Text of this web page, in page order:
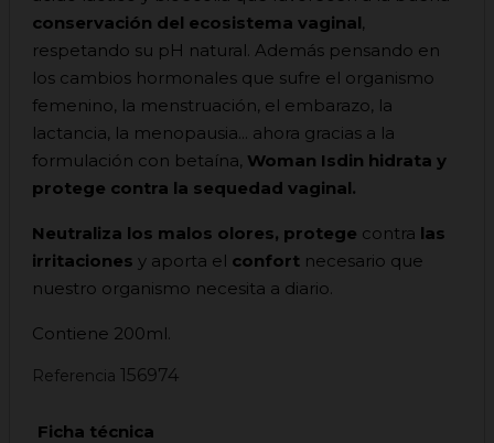
conservación del ecosistema vaginal,
respetando su pH natural. Además pensando en
los cambios hormonales que sufre el organismo
femenino, la menstruación, el embarazo, la
lactancia, la menopausia... ahora gracias a la
formulación con betaína, Woman Isdin hidrata y
protege contra la sequedad vaginal.
Neutraliza los malos olores, protege contra las
irritaciones y aporta el confort necesario que
nuestro organismo necesita a diario.
Contiene 200ml.
Referencia 156974
Ficha técnica